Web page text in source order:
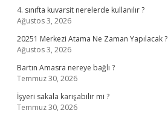
4. sınıfta kuvarsit nerelerde kullanılır ?
Ağustos 3, 2026
20251 Merkezi Atama Ne Zaman Yapılacak ?
Ağustos 3, 2026
Bartın Amasra nereye bağlı ?
Temmuz 30, 2026
İşyeri sakala karışabilir mi ?
Temmuz 30, 2026